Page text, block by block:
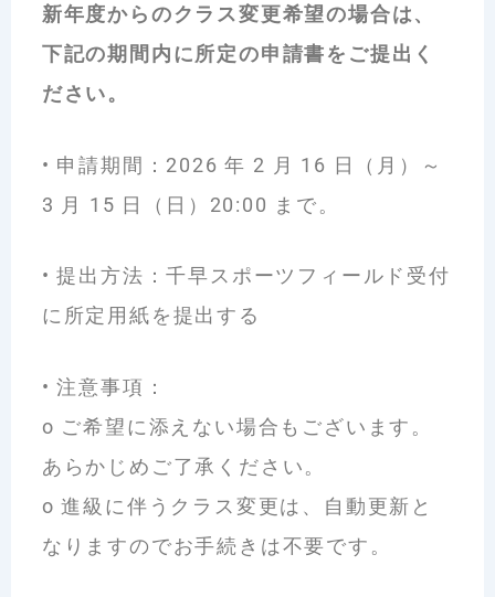
新年度からのクラス変更希望の場合は、
下記の期間内に所定の申請書をご提出く
ださい。
• 申請期間：2026 年 2 月 16 日（月）～
3 月 15 日（日）20:00 まで。
• 提出方法：千早スポーツフィールド受付
に所定用紙を提出する
• 注意事項：
o ご希望に添えない場合もございます。
あらかじめご了承ください。
o 進級に伴うクラス変更は、自動更新と
なりますのでお手続きは不要です。